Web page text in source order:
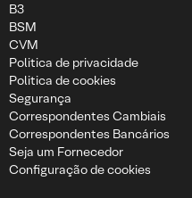
B3
BSM
CVM
Politica de privacidade
Politica de cookies
Segurança
Correspondentes Cambiais
Correspondentes Bancários
Seja um Fornecedor
Configuração de cookies